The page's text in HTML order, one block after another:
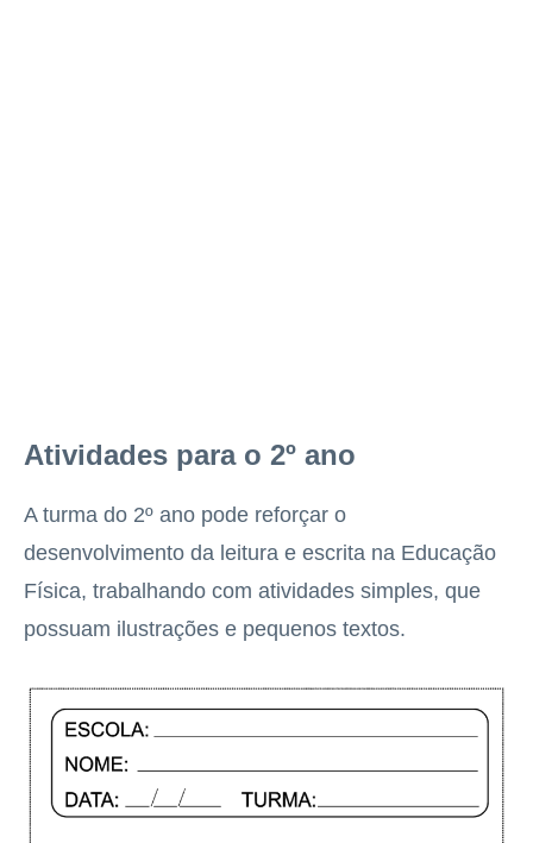
Atividades para o 2º ano
A turma do 2º ano pode reforçar o
desenvolvimento da leitura e escrita na Educação
Física, trabalhando com atividades simples, que
possuam ilustrações e pequenos textos.